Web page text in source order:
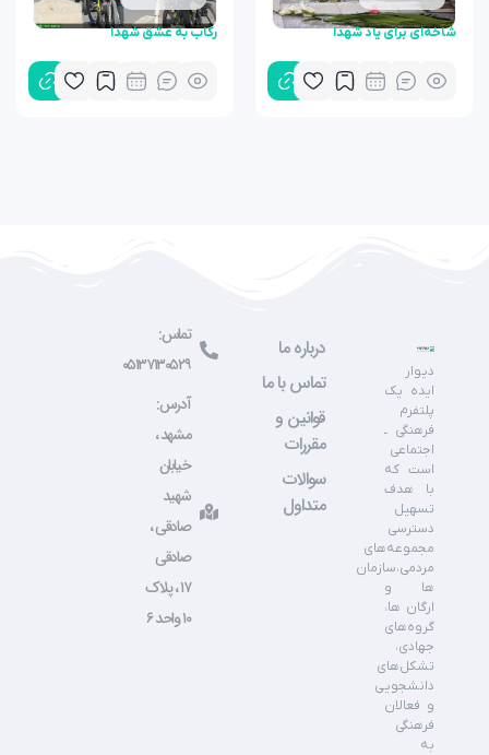
شاخه‌ای برای یاد شهدا رکاب به عشق شهدا
دیوار
ایده یک
پلتفرم
فرهنگی ـ
اجتماعی
است که
با هدف
تسهیل
دسترسی
مجموعه‌های
مردمی،سازمان
ها و
ارگان ها،
گروه‌های
جهادی،
تشکل‌های
دانشجویی
و فعالان
فرهنگی
به
درباره ما
تماس با ما
قوانین و
مقررات
سوالات
متداول
تماس:
۰۵۱۳۷۱۳۰۵۲۹
آدرس:
مشهد ،
خیابان
شهید
صادقی ،
صادقی
۱۷ ، پلاک
۱۰ واحد ۶